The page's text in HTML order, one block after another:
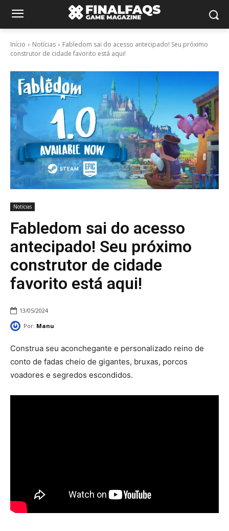
Início Notícias
Fabledom sai do acesso antecipado! Seu próximo
construtor de cidade favorito está aqui!
Notícias
Fabledom sai do acesso
antecipado! Seu próximo
construtor de cidade
favorito está aqui!
13/05/2024
Por: Manu
Construa seu aconchegante e personalizado reino de
conto de fadas cheio de gigantes, bruxas, porcos
voadores e segredos escondidos.